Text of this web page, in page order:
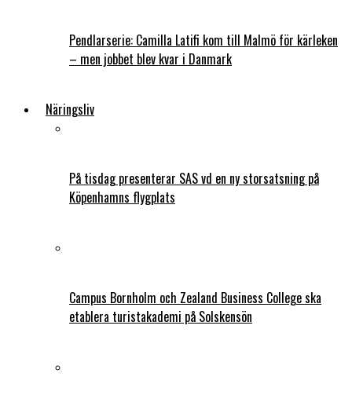
Pendlarserie: Camilla Latifi kom till Malmö för kärleken
– men jobbet blev kvar i Danmark
Näringsliv
På tisdag presenterar SAS vd en ny storsatsning på
Köpenhamns flygplats
Campus Bornholm och Zealand Business College ska
etablera turistakademi på Solskensön